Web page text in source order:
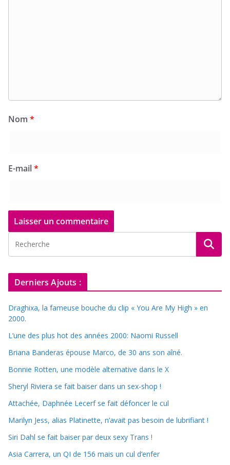
Nom *
E-mail*
Derniers Ajouts :
Draghixa, la fameuse bouche du clip « You Are My High » en
2000.
L’une des plus hot des années 2000: Naomi Russell
Briana Banderas épouse Marco, de 30 ans son aîné.
Bonnie Rotten, une modèle alternative dans le X
Sheryl Riviera se fait baiser dans un sex-shop !
Attachée, Daphnée Lecerf se fait défoncer le cul
Marilyn Jess, alias Platinette, n’avait pas besoin de lubrifiant !
Siri Dahl se fait baiser par deux sexy Trans !
Asia Carrera, un QI de 156 mais un cul d’enfer